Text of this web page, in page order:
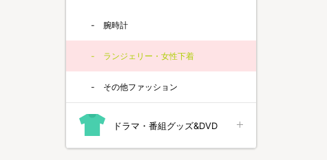
腕時計
ランジェリー・女性下着
その他ファッション
ドラマ・番組グッズ&DVD